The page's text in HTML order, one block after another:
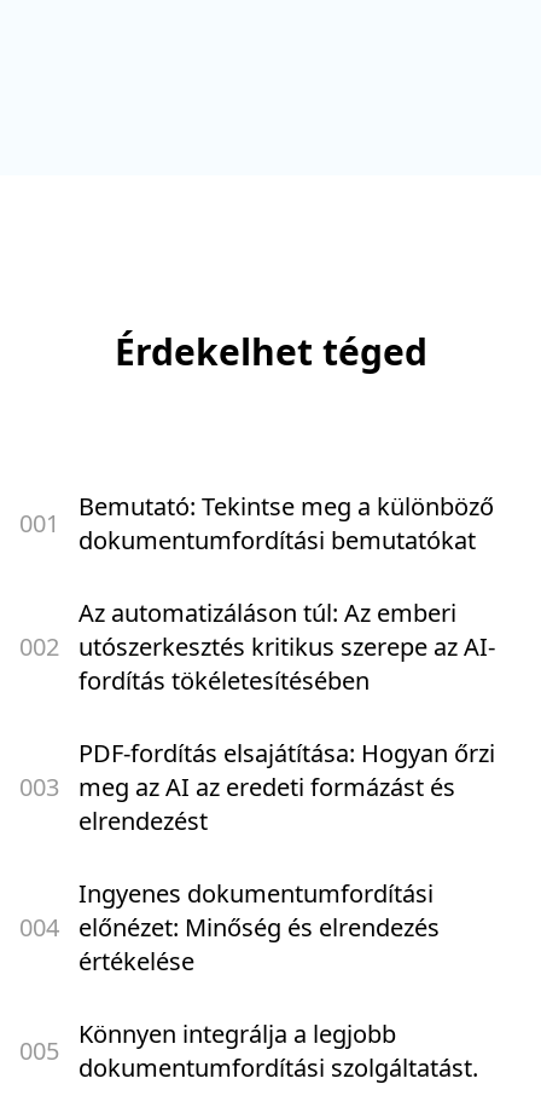
Érdekelhet téged
001
Bemutató: Tekintse meg a különböző
dokumentumfordítási bemutatókat
002
Az automatizáláson túl: Az emberi
utószerkesztés kritikus szerepe az AI-
fordítás tökéletesítésében
003
PDF-fordítás elsajátítása: Hogyan őrzi
meg az AI az eredeti formázást és
elrendezést
004
Ingyenes dokumentumfordítási
előnézet: Minőség és elrendezés
értékelése
005
Könnyen integrálja a legjobb
dokumentumfordítási szolgáltatást.